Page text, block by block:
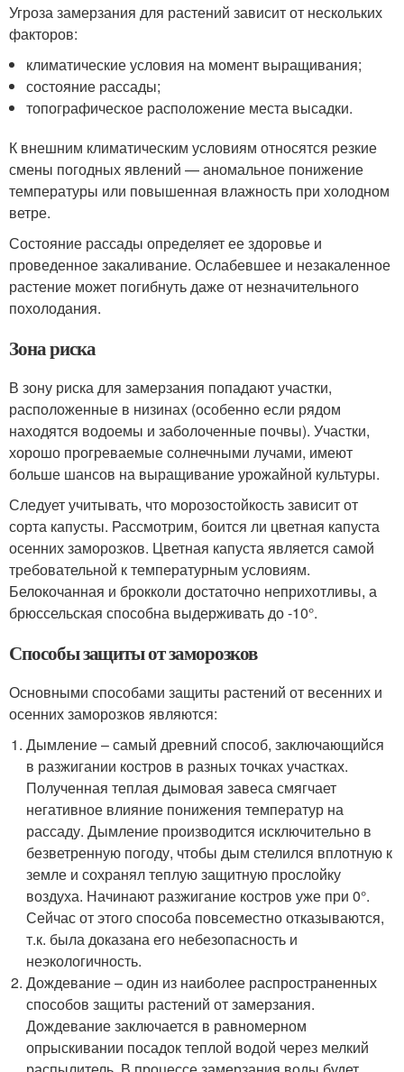
Угроза замерзания для растений зависит от нескольких
факторов:
климатические условия на момент выращивания;
состояние рассады;
топографическое расположение места высадки.
К внешним климатическим условиям относятся резкие
смены погодных явлений — аномальное понижение
температуры или повышенная влажность при холодном
ветре.
Состояние рассады определяет ее здоровье и
проведенное закаливание. Ослабевшее и незакаленное
растение может погибнуть даже от незначительного
похолодания.
Зона риска
В зону риска для замерзания попадают участки,
расположенные в низинах (особенно если рядом
находятся водоемы и заболоченные почвы). Участки,
хорошо прогреваемые солнечными лучами, имеют
больше шансов на выращивание урожайной культуры.
Следует учитывать, что морозостойкость зависит от
сорта капусты. Рассмотрим, боится ли цветная капуста
осенних заморозков. Цветная капуста является самой
требовательной к температурным условиям.
Белокочанная и брокколи достаточно неприхотливы, а
брюссельская способна выдерживать до -10°.
Способы защиты от заморозков
Основными способами защиты растений от весенних и
осенних заморозков являются:
Дымление – самый древний способ, заключающийся
в разжигании костров в разных точках участках.
Полученная теплая дымовая завеса смягчает
негативное влияние понижения температур на
рассаду. Дымление производится исключительно в
безветренную погоду, чтобы дым стелился вплотную к
земле и сохранял теплую защитную прослойку
воздуха. Начинают разжигание костров уже при 0°.
Сейчас от этого способа повсеместно отказываются,
т.к. была доказана его небезопасность и
неэкологичность.
Дождевание – один из наиболее распространенных
способов защиты растений от замерзания.
Дождевание заключается в равномерном
опрыскивании посадок теплой водой через мелкий